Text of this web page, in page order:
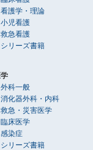
看護学・理論
小児看護
救急看護
シリーズ書籍
外科一般
消化器外科・内科
救急・災害医学
臨床医学
感染症
シリーズ書籍